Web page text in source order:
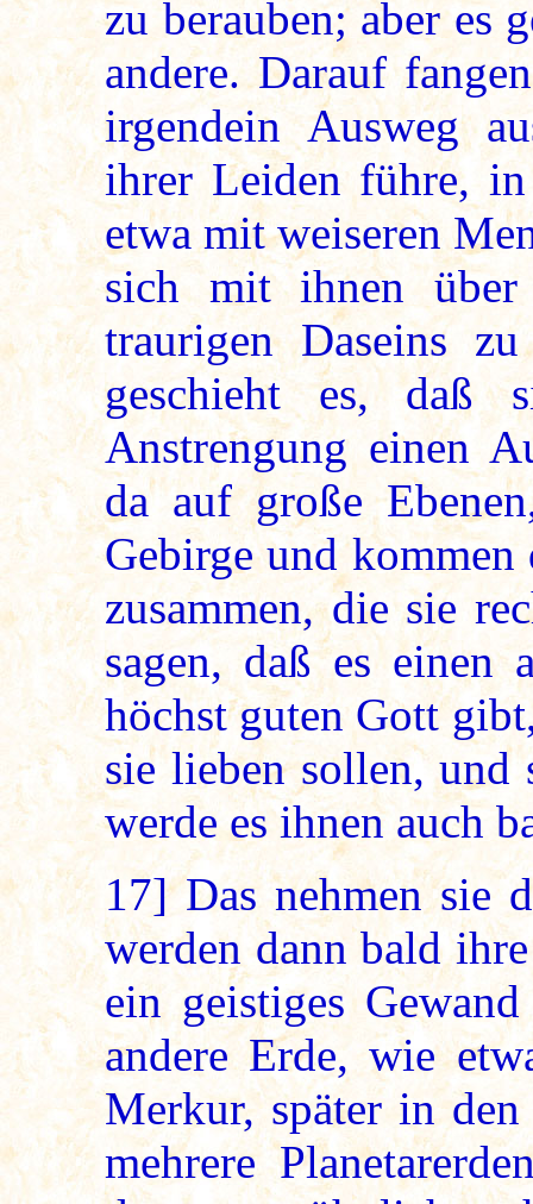
zu berauben; aber es
andere. Darauf
irgendein Ausweg
ihrer Leiden führe,
etwa mit weiseren
sich mit ihnen
traurigen Daseins
geschieht es, daß
Anstrengung einen
da auf große
Gebirge und kommen
zusammen, die sie
sagen, daß es einen
höchst guten Gott
sie lieben sollen, und
werde es ihnen auch
17]Das nehmen sie
werden dann bald
ein geistiges
andere Erde, wie
Merkur, später in
mehrere